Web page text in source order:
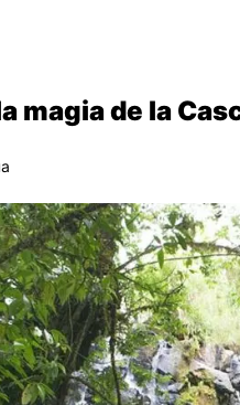
magia de la